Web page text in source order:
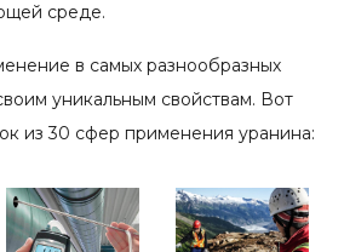
среде.
в самых разнообразных
уникальным свойствам. Вот
из 30 сфер применения уранина: